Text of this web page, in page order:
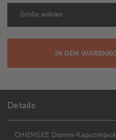
IN DEN
Details
CHIEMSEE Damen-